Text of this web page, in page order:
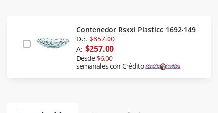
Contenedor Rsxxi Plastico 1692-149
De: $857.00
A: $257.00
Desde$6.00
semanales con Crédito